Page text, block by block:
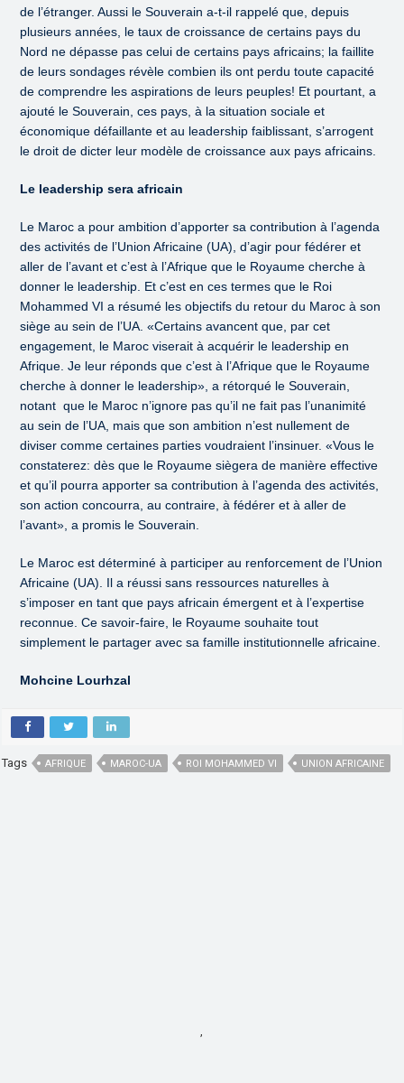
de l’étranger. Aussi le Souverain a-t-il rappelé que, depuis
plusieurs années, le taux de croissance de certains pays du
Nord ne dépasse pas celui de certains pays africains; la faillite
de leurs sondages révèle combien ils ont perdu toute capacité
de comprendre les aspirations de leurs peuples! Et pourtant, a
ajouté le Souverain, ces pays, à la situation sociale et
économique défaillante et au leadership faiblissant, s’arrogent
le droit de dicter leur modèle de croissance aux pays africains.
Le leadership sera africain
Le Maroc a pour ambition d’apporter sa contribution à l’agenda
des activités de l’Union Africaine (UA), d’agir pour fédérer et
aller de l’avant et c’est à l’Afrique que le Royaume cherche à
donner le leadership. Et c’est en ces termes que le Roi
Mohammed VI a résumé les objectifs du retour du Maroc à son
siège au sein de l’UA. «Certains avancent que, par cet
engagement, le Maroc viserait à acquérir le leadership en
Afrique. Je leur réponds que c’est à l’Afrique que le Royaume
cherche à donner le leadership», a rétorqué le Souverain,
notant que le Maroc n’ignore pas qu’il ne fait pas l’unanimité
au sein de l’UA, mais que son ambition n’est nullement de
diviser comme certaines parties voudraient l’insinuer. «Vous le
constaterez: dès que le Royaume siègera de manière effective
et qu’il pourra apporter sa contribution à l’agenda des activités,
son action concourra, au contraire, à fédérer et à aller de
l’avant», a promis le Souverain.
Le Maroc est déterminé à participer au renforcement de l’Union
Africaine (UA). Il a réussi sans ressources naturelles à
s’imposer en tant que pays africain émergent et à l’expertise
reconnue. Ce savoir-faire, le Royaume souhaite tout
simplement le partager avec sa famille institutionnelle africaine.
Mohcine Lourhzal
Tags AFRIQUE MAROC-UA ROI MOHAMMED VI UNION AFRICAINE